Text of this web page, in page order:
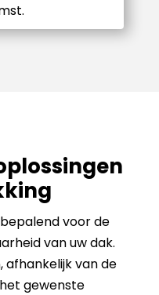
voor de
van uw dak.
afhankelijk van de
gewenste